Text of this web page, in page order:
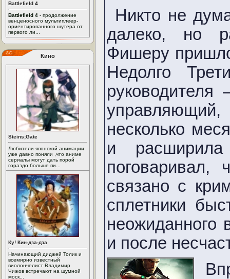
Battlefield 4
Battlefield 4 - продолжение
венценосного мультиплеер-
ориентированного шутера от
первого ли...
Кино
Steins;Gate
Любители японской анимации
уже давно поняли ,что аниме
сериалы могут дать порой
гораздо больше пи...
Ку! Кин-дза-дза
Начинающий диджей Толик и
всемирно известный
виолончелист Владимир
Чижов встречают на шумной
моск...
Никто не
далеко, но
Фишеру
Недолго
несколько
и
поговаривал,
связано с
сплетники
неожиданного
и после